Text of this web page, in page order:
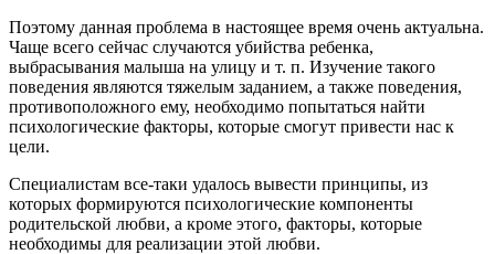
Поэтому данная проблема в настоящее время очень актуальна.
Чаще всего сейчас случаются убийства ребенка,
выбрасывания малыша на улицу и т. п. Изучение такого
поведения являются тяжелым заданием, а также поведения,
противоположного ему, необходимо попытаться найти
психологические факторы, которые смогут привести нас к
цели.
Специалистам все-таки удалось вывести принципы, из
которых формируются психологические компоненты
родительской любви, а кроме этого, факторы, которые
необходимы для реализации этой любви.